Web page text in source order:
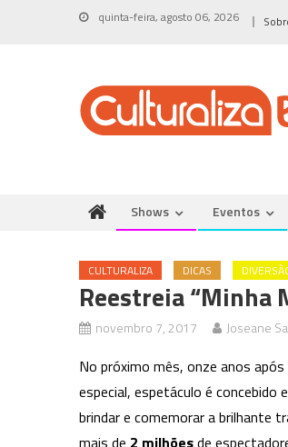
quinta-feira, agosto 06, 2026
Shows Eventos
CULTURALIZA DICAS
Reestreia “Minha
novembro 7, 2017 Joseane
No próximo mês, onze anos
especial, espetáculo é concebido
brindar e comemorar a brilhante
mais de 2 milhõesde